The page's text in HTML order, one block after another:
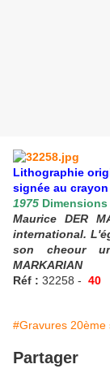
Lithographie
signée au
1975 Dimensions
Maurice DER
international.
son cheour
MARKARIAN
Réf : 32258 - 40
#Gravures 20ème
Partager